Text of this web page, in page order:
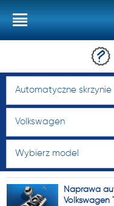
Automatyczne
Volkswagen
Wybierz model
Naprawa
Volkswagen